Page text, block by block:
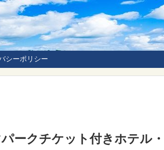
シーポリシー
パークチケット付きホテル・